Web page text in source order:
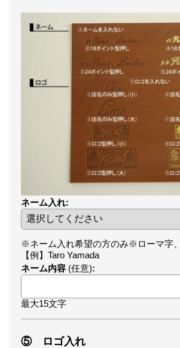
ネーム入れ:
※ネーム入れ希望の方のみ※ローマ字
【例】Taro Yamada
ネーム内容 (任意):
最大15文字
⑤ ロゴ入れ